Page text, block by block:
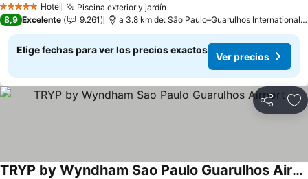
5 Estrellas Hotel Piscina exterior y jardín
8,9 Excelente 9.261 a 3.8 km de: São Paulo–Guarulhos International Airport
Elige fechas para ver los precios exactos
Ver precios
Compartir
TRYP by Wyndham Sao Paulo Guarulhos Airport